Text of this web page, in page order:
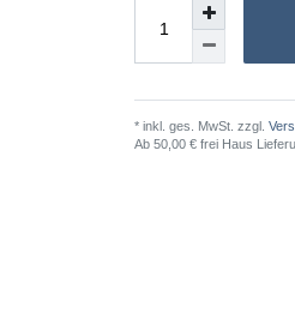
* inkl. ges. MwSt. zzgl.
Ab 50,00 € frei Haus